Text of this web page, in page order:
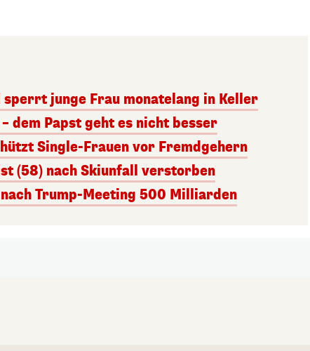
junge Frau monatelang in Keller
dem Papst geht es nicht besser
Single-Frauen vor Fremdgehern
(58) nach Skiunfall verstorben
Trump-Meeting 500 Milliarden